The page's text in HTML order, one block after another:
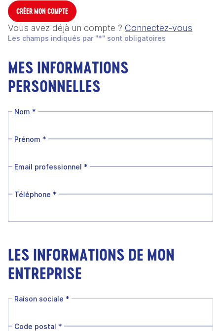
CRÉER MON COMPTE
Vous avez déjà un compte ? Connectez-vous
Les champs indiqués par "*" sont obligatoires
MES INFORMATIONS
PERSONNELLES
Nom *
Prénom *
Email professionnel *
Téléphone *
LES INFORMATIONS DE MON
ENTREPRISE
Raison sociale *
Code postal *